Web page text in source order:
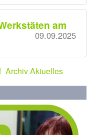
am
09.09.2025
Archiv Aktuelles